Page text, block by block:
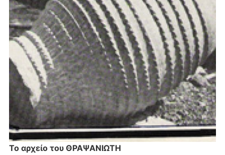
Το αρχείο του ΘΡΑΨΑΝΙΩΤΗ